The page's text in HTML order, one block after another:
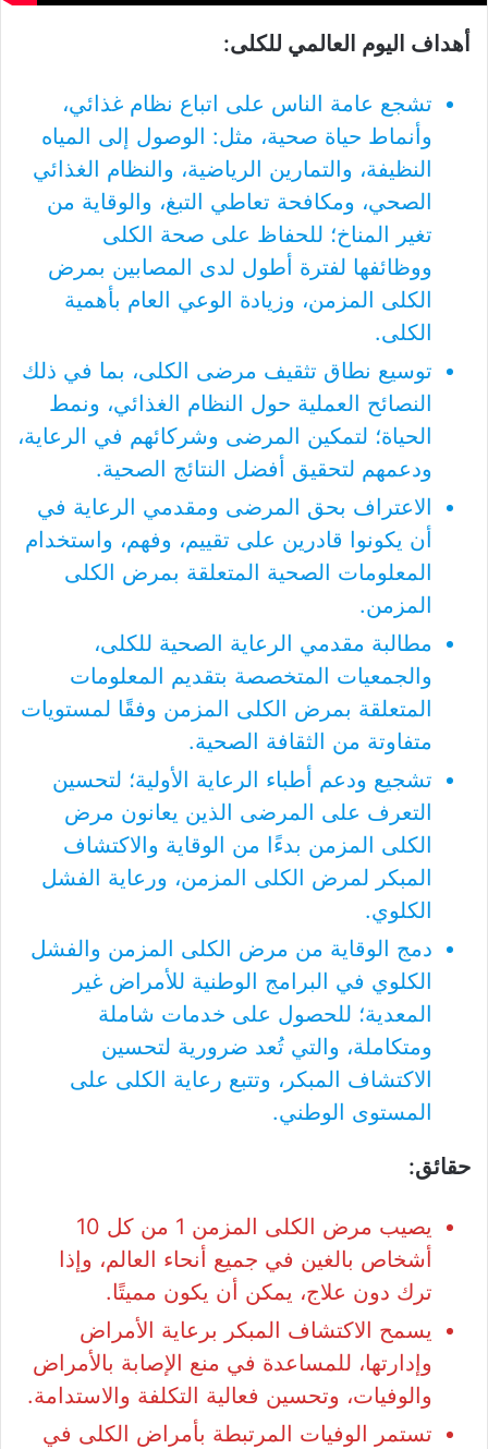
أهداف اليوم العالمي للكلى:
​تشجع عامة الناس على اتباع نظام غذائي،
وأنماط حياة صحية، مثل: الوصول إلى المياه
النظيفة، والتمارين الرياضية، والنظام الغذائي
الصحي، ومكافحة تعاطي التبغ، والوقاية من
تغير المناخ؛ للحفاظ على صحة الكلى
ووظائفها لفترة أطول لدى المصابين بمرض
الكلى المزمن، وزيادة الوعي العام بأهمية
الكلى.
توسيع نطاق تثقيف مرضى الكلى، بما في ذلك
النصائح العملية حول النظام الغذائي، ونمط
الحياة؛ لتمكين المرضى وشركائهم في الرعاية،
ودعمهم لتحقيق أفضل النتائج الصحية.
الاعتراف بحق المرضى ومقدمي الرعاية في
أن يكونوا قادرين على تقييم، وفهم، واستخدام
المعلومات الصحية المتعلقة بمرض الكلى
المزمن.
مطالبة مقدمي الرعاية الصحية للكلى،
والجمعيات المتخصصة بتقديم المعلومات
المتعلقة بمرض الكلى المزمن وفقًا لمستويات
متفاوتة من الثقافة الصحية.
تشجيع ودعم أطباء الرعاية الأولية؛ لتحسين
التعرف على المرضى الذين يعانون مرض
الكلى المزمن بدءًا من الوقاية والاكتشاف
المبكر لمرض الكلى المزمن، ورعاية الفشل
الكلوي.
دمج الوقاية من مرض الكلى المزمن والفشل
الكلوي في البرامج الوطنية للأمراض غير
المعدية؛ للحصول على خدمات شاملة
ومتكاملة، والتي تُعد ضرورية لتحسين
الاكتشاف المبكر، وتتبع رعاية الكلى على
المستوى الوطني.
حقائق:
​يصيب مرض الكلى المزمن 1 من كل 10
أشخاص بالغين في جميع أنحاء العالم، وإذا
ترك دون علاج، يمكن أن يكون مميتًا.
يسمح الاكتشاف المبكر برعاية الأمراض
وإدارتها، للمساعدة في منع الإصابة بالأمراض
والوفيات، وتحسين فعالية التكلفة والاستدامة.
تستمر الوفيات المرتبطة بأمراض الكلى في